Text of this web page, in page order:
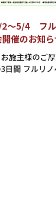
～5/4 フル
開催のお知
施主様のご
日間 フルリ